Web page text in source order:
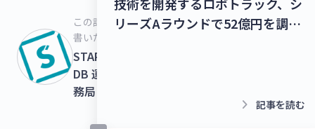
この記事を
書いた人
STARTUPS
DB 運営事
務局
リーズAラウンドで52億円を調
達！【最新スタートアップニュー
keyboard_arrow_right 記事を読む